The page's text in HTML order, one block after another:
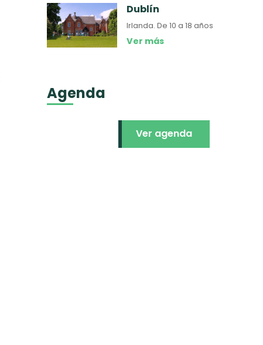
Dublín
Irlanda.De 10 a 18 años
Ver más
Agenda
Ver agenda